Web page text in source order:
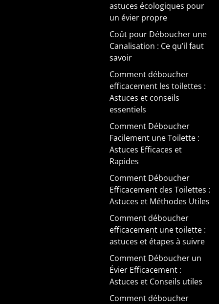
astuces écologiques pour
un évier propre
Coût pour Déboucher une
Canalisation : Ce qu’il faut
savoir
Comment déboucher
efficacement les toilettes :
Astuces et conseils
essentiels
Comment Déboucher
Facilement une Toilette :
Astuces Efficaces et
Rapides
Comment Déboucher
Efficacement des Toilettes :
Astuces et Méthodes Utiles
Comment déboucher
efficacement une toilette :
astuces et étapes à suivre
Comment Déboucher un
Évier Efficacement :
Astuces et Conseils utiles
Comment déboucher